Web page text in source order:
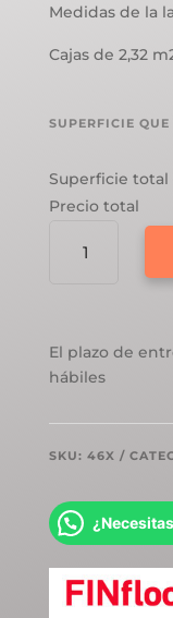
Medidas de la
Cajas de 2,32
SUPERFICIE
Superficie total
Precio total
ORIGINAL
CANTIDAD
El plazo de
hábiles
SKU: 46X